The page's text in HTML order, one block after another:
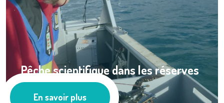
Pêche scientifique dans les réserves
à ...
Les actus
En savoir plus